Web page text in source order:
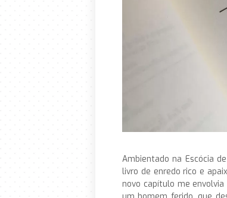
Ambientado na Escócia
livro de enredo rico e
novo capítulo me